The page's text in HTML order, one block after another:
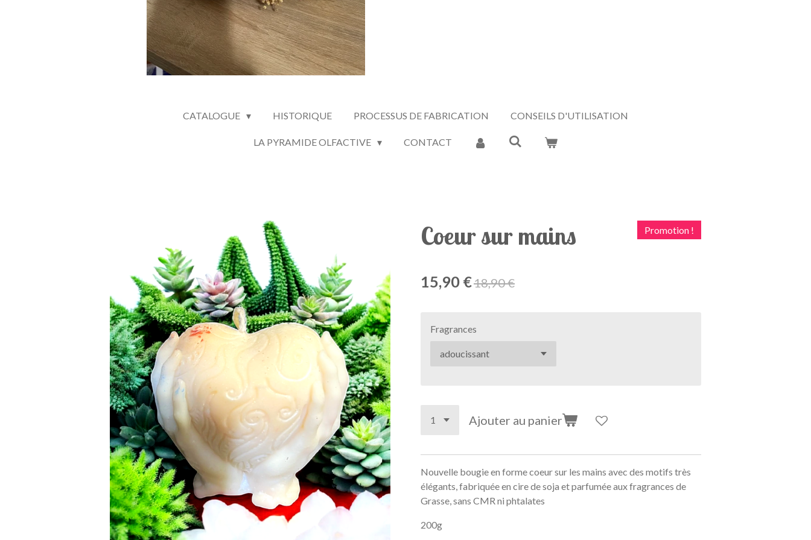
CATALOGUE HISTORIQUE PROCESSUS DE FABRICATION CONSEILS D'UTILISATION
LA PYRAMIDE OLFACTIVE CONTACT
Coeur sur mains Promotion !
15,90 €18,90 €
Fragrances
Ajouter au panier
Nouvelle bougie en forme coeur sur les mains avec des motifs très
élégants, fabriquée en cire de soja et parfumée aux fragrances de
Grasse, sans CMR ni phtalates
200g